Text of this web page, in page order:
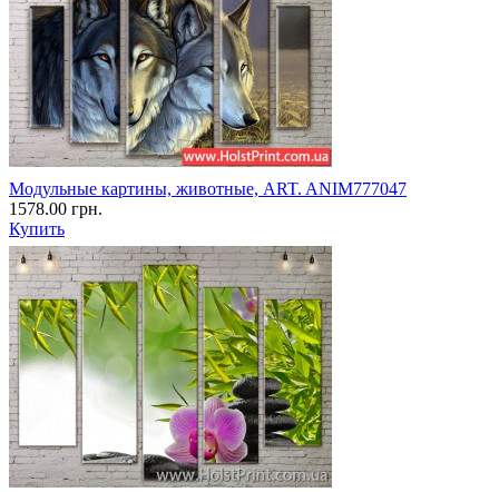
Модульные картины, животные, ART. ANIM777047
1578.00 грн.
Купить